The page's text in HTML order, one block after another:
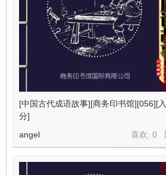
[中国古代成语故事][商务印书馆][056][
分]
喜欢: 0
angel